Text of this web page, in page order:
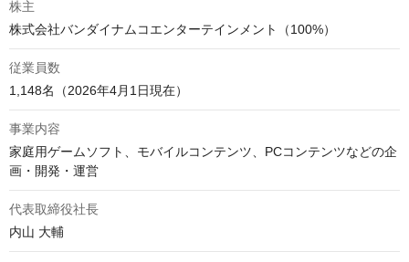
株主
従業員数
1,148名（2026年4月1日現在）
事業内容
家庭用ゲームソフト、モバイルコンテンツ、PCコンテンツなどの企
代表取締役社長
内山 大輔